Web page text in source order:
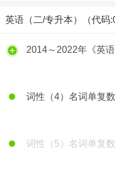
英语（二/专升本）（代码
2014～2022年《英
词性（4）名词单复数
词性（5）名词单复数